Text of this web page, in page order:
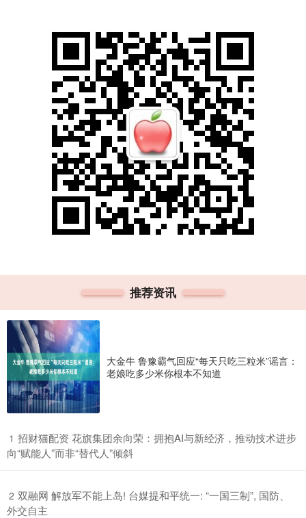
推荐资讯
大金牛 鲁豫霸气回应“每天只吃三粒米”谣言：
老娘吃多少米你根本不知道
1 ​招财猫配资 花旗集团余向荣：拥抱AI与新经济，推动技术进步
向“赋能人”而非“替代人”倾斜
2 ​双融网 解放军不能上岛! 台媒提和平统一: “一国三制”, 国防、
外交自主